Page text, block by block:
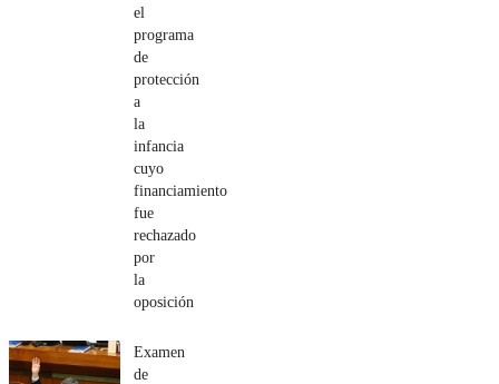
el
programa
de
protección
a
la
infancia
cuyo
financiamiento
fue
rechazado
por
la
oposición
Examen
de